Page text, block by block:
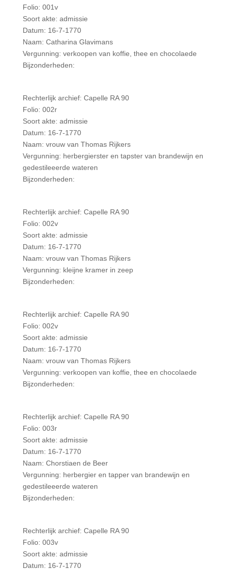
Folio: 001v
Soort akte: admissie
Datum: 16-7-1770
Naam: Catharina Glavimans
Vergunning: verkoopen van koffie, thee en chocolaede
Bijzonderheden:
Rechterlijk archief: Capelle RA 90
Folio: 002r
Soort akte: admissie
Datum: 16-7-1770
Naam: vrouw van Thomas Rijkers
Vergunning: herbergierster en tapster van brandewijn en
gedestileeerde wateren
Bijzonderheden:
Rechterlijk archief: Capelle RA 90
Folio: 002v
Soort akte: admissie
Datum: 16-7-1770
Naam: vrouw van Thomas Rijkers
Vergunning: kleijne kramer in zeep
Bijzonderheden:
Rechterlijk archief: Capelle RA 90
Folio: 002v
Soort akte: admissie
Datum: 16-7-1770
Naam: vrouw van Thomas Rijkers
Vergunning: verkoopen van koffie, thee en chocolaede
Bijzonderheden:
Rechterlijk archief: Capelle RA 90
Folio: 003r
Soort akte: admissie
Datum: 16-7-1770
Naam: Chorstiaen de Beer
Vergunning: herbergier en tapper van brandewijn en
gedestileeerde wateren
Bijzonderheden:
Rechterlijk archief: Capelle RA 90
Folio: 003v
Soort akte: admissie
Datum: 16-7-1770